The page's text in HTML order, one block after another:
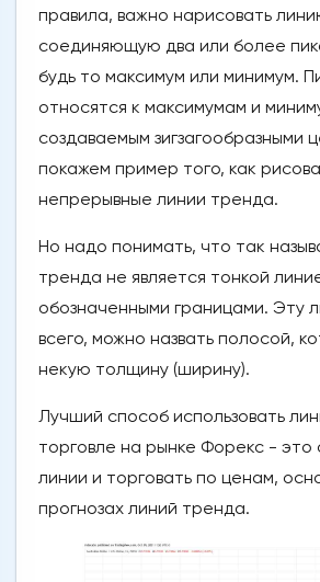
правила, важно нарисовать
соединяющую два или более
будь то максимум или минимум.
относятся к максимумам и
создаваемым зигзагообразными
покажем пример того, как
непрерывные линии тренда.
Но надо понимать, что так
тренда не является тонкой
обозначенными границами. Эту
всего, можно назвать полосой,
некую толщину (ширину).
Лучший способ использовать
торговле на рынке Форекс - это
линии и торговать по ценам,
прогнозах линий тренда.